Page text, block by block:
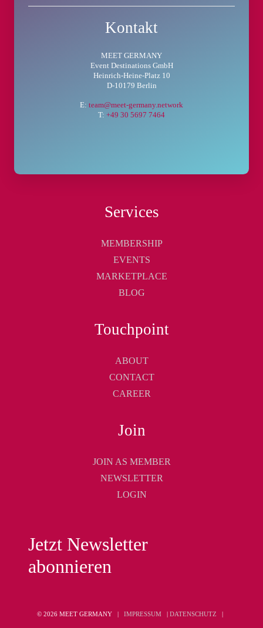
Kontakt
MEET GERMANY
Event Destinations GmbH
Heinrich-Heine-Platz 10
D-10179 Berlin
E: team@meet-germany.network
T: +49 30 5697 7464
Services
MEMBERSHIP
EVENTS
MARKETPLACE
BLOG
Touchpoint
ABOUT
CONTACT
CAREER
Join
JOIN AS MEMBER
NEWSLETTER
LOGIN
Jetzt Newsletter
abonnieren
© 2026 MEET GERMANY | IMPRESSUM| DATENSCHUTZ |